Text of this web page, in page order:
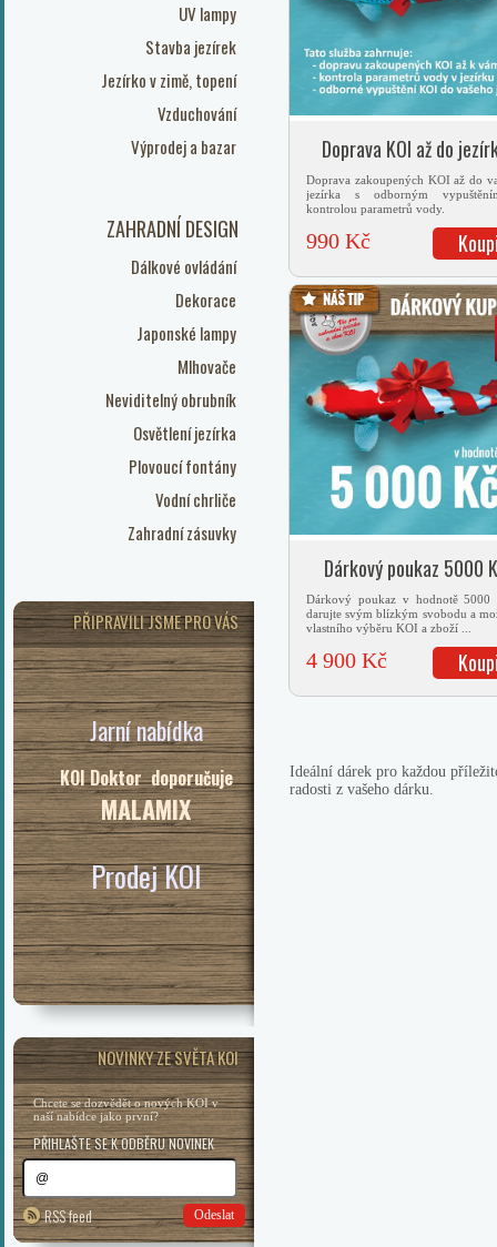
UV lampy
Stavba jezírek
Jezírko v zimě, topení
Vzduchování
Výprodej a bazar
ZAHRADNÍ DESIGN
Dálkové ovládání
Dekorace
Japonské lampy
Mlhovače
Neviditelný obrubník
Osvětlení jezírka
Plovoucí fontány
Vodní chrliče
Zahradní zásuvky
PŘIPRAVILI JSME PRO VÁS
Jarní nabídka
KOI Doktor doporučuje
MALAMIX
Prodej KOI
NOVINKY ZE SVĚTA KOI
Chcete se dozvědět o nových KOI v
naší nabídce jako první?
PŘIHLAŠTE SE K ODBĚRU NOVINEK
RSS feed Odeslat
Doprava KOI až do
Doprava zakoupených KOI až do
jezírka s odborným
kontrolou parametrů vody.
990 Kč
Dárkový poukaz 5000
Dárkový poukaz v hodnotě
darujte svým blízkým svobodu a
vlastního výběru KOI a zboží ...
4 900 Kč
Ideální dárek pro každou
radosti z vašeho dárku.